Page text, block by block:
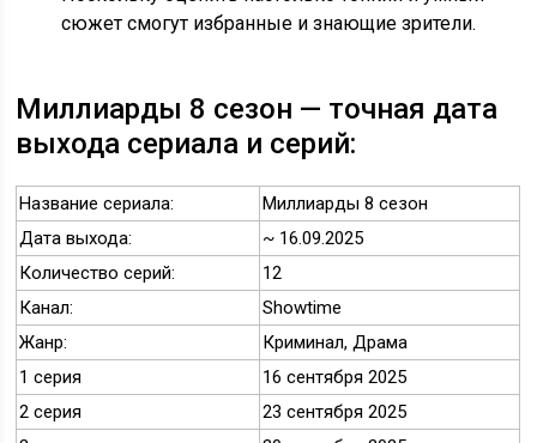
сюжет смогут избранные и знающие зрители.
Миллиарды 8 сезон — точная дата
выхода сериала и серий:
Название сериала:
Миллиарды 8 сезон
Дата выхода:
~ 16.09.2025
Количество серий:
12
Канал:
Showtime
Жанр:
Криминал, Драма
1 серия
16 сентября 2025
2 серия
23 сентября 2025